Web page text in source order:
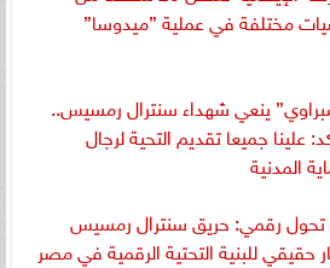
مختلفة في عملية ”ميدوسا”
ينعي شهداء سنترال رمسيس..
علينا جميعا تقديم التحية لرجال
المدنية
تحول رقمي: حريق سنترال رمسيس
حقيقي للبنية التحتية الرقمية في مصر